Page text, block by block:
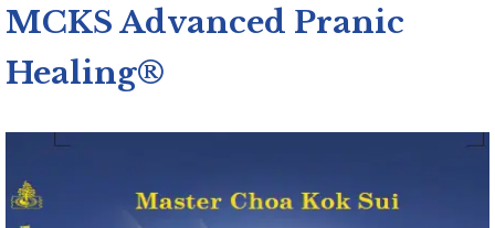
MCKS Advanced Pranic
Healing®